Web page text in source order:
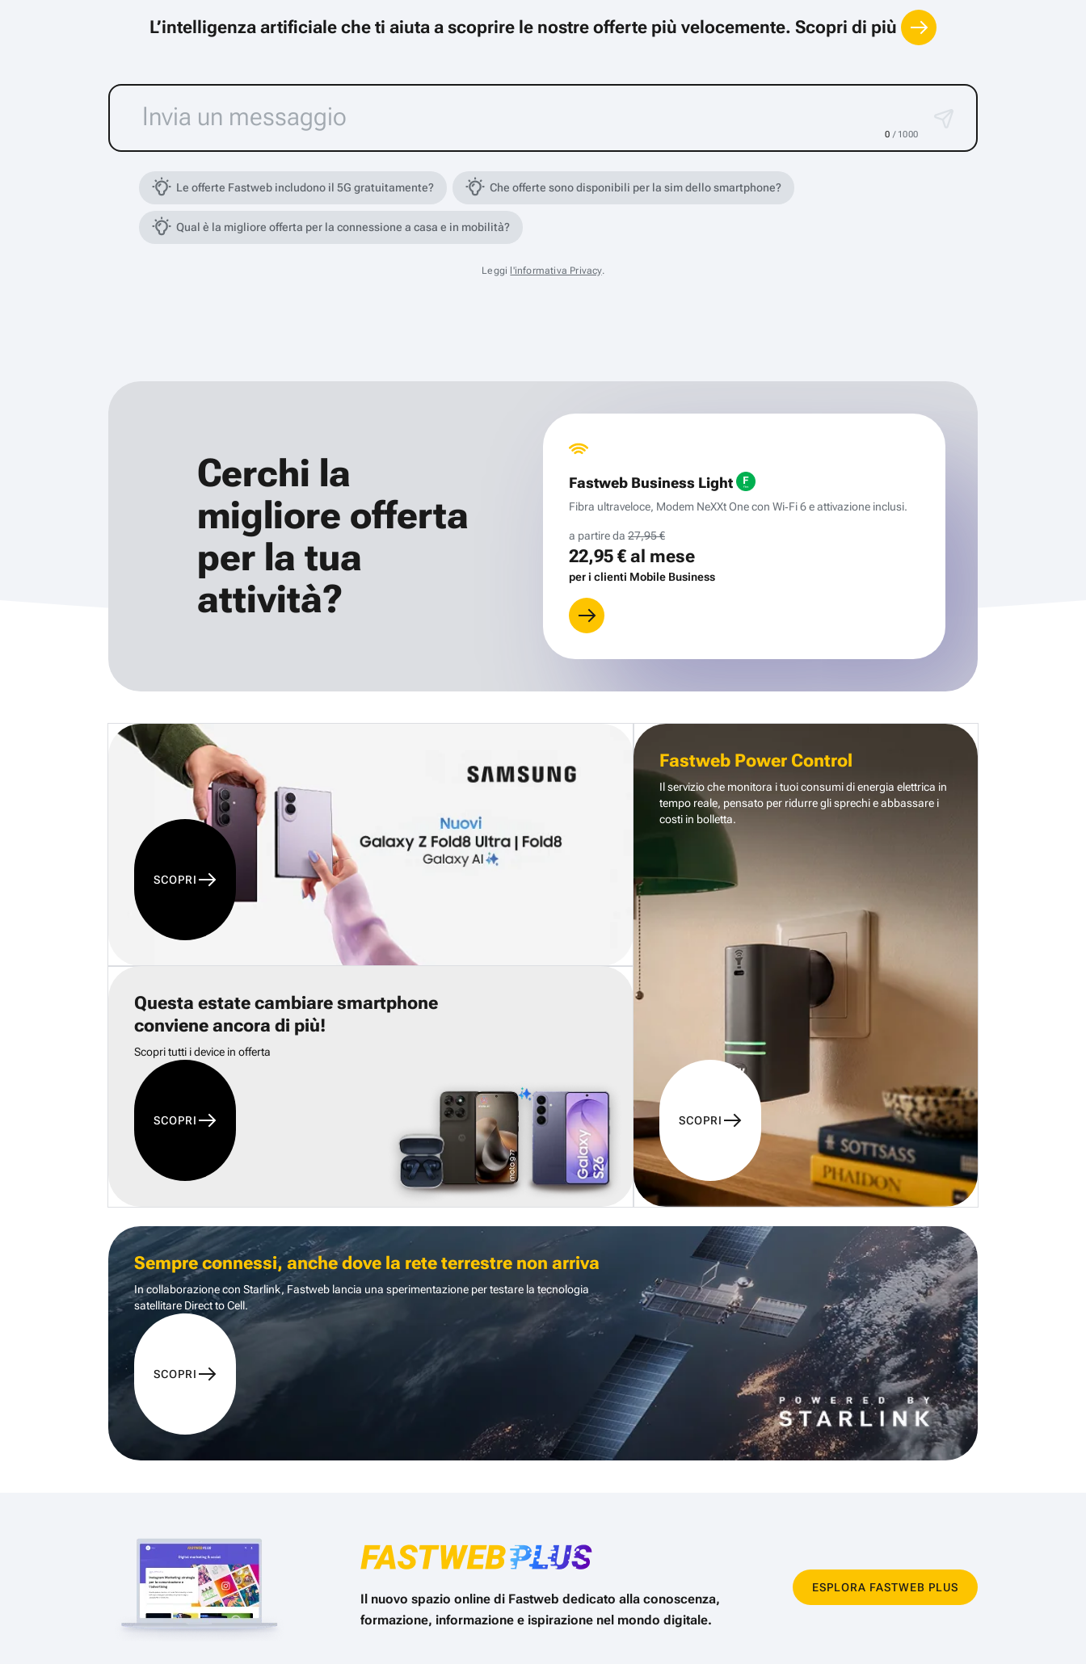
L’intelligenza artificiale che ti aiuta a scoprire le nostre offerte più velocemente. Scopri di più
0 / 1000
Le offerte Fastweb includono il 5G gratuitamente? Che offerte sono disponibili per la sim dello smartphone?
Qual è la migliore offerta per la connessione a casa e in mobilità?
Leggi l'informativa Privacy.
Cerchi la
migliore offerta
per la tua
attività?
Fastweb Business Light
Fibra ultraveloce, Modem NeXXt One con Wi‑Fi 6 e attivazione inclusi.
a partire da 27,95 €
22,95 €al mese
per i clienti Mobile Business
SCOPRI
Questa estate cambiare smartphone
conviene ancora di più!
Scopri tutti i device in offerta
SCOPRI
Fastweb Power Control
Il servizio che monitora i tuoi consumi di energia elettrica in
tempo reale, pensato per ridurre gli sprechi e abbassare i
costi in bolletta.
SCOPRI
Sempre connessi, anche dove la rete terrestre non arriva
In collaborazione con Starlink, Fastweb lancia una sperimentazione per testare la tecnologia
satellitare Direct to Cell.
SCOPRI
Il nuovo spazio online di Fastweb dedicato alla conoscenza,
formazione, informazione e ispirazione nel mondo digitale.
ESPLORA FASTWEB PLUS